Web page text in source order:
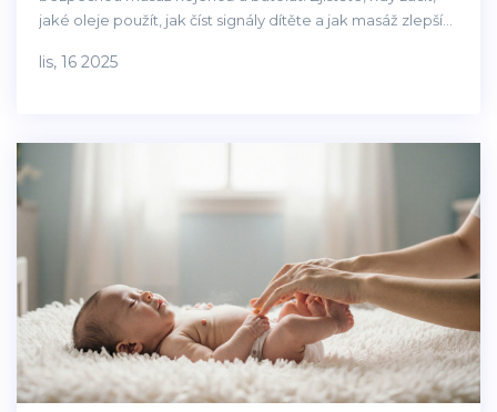
jaké oleje použít, jak číst signály dítěte a jak masáž zlepší
lis, 16 2025